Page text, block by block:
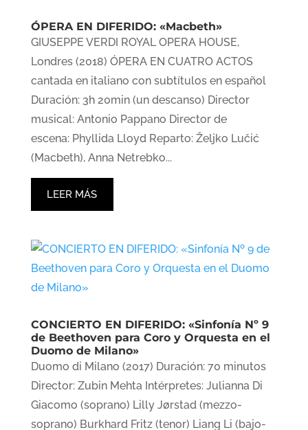
ÓPERA EN DIFERIDO: «Macbeth»
GIUSEPPE VERDI ROYAL OPERA HOUSE,
Londres (2018) ÓPERA EN CUATRO ACTOS
cantada en italiano con subtítulos en español
Duración: 3h 20min (un descanso) Director
musical: Antonio Pappano Director de
escena: Phyllida Lloyd Reparto: Željko Lučić
(Macbeth), Anna Netrebko...
LEER MÁS
CONCIERTO EN DIFERIDO: «Sinfonía Nº 9
de Beethoven para Coro y Orquesta en el
Duomo de Milano»
Duomo di Milano (2017) Duración: 70 minutos
Director: Zubin Mehta Intérpretes: Julianna Di
Giacomo (soprano) Lilly Jørstad (mezzo-
soprano) Burkhard Fritz (tenor) Liang Li (bajo-